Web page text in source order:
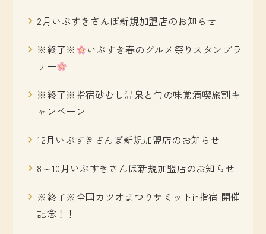
2月いぶすきさんぽ新規加盟店のお知らせ
※終了※
いぶすき春のグルメ祭りスタンプラ
リー
※終了※指宿砂むし温泉と旬の味覚満喫旅割キ
ャンペーン
12月いぶすきさんぽ新規加盟店のお知らせ
8～10月いぶすきさんぽ新規加盟店のお知らせ
※終了※全国カツオまつりサミットin指宿 開催
記念！！